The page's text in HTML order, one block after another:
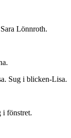
Lönnroth.
Sug i blicken-Lisa.
i fönstret.